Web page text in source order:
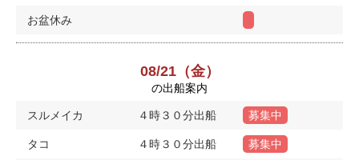
お盆休み
08/21（金）
の出船案内
スルメイカ ４時３０分出船 募集中
タコ ４時３０分出船 募集中